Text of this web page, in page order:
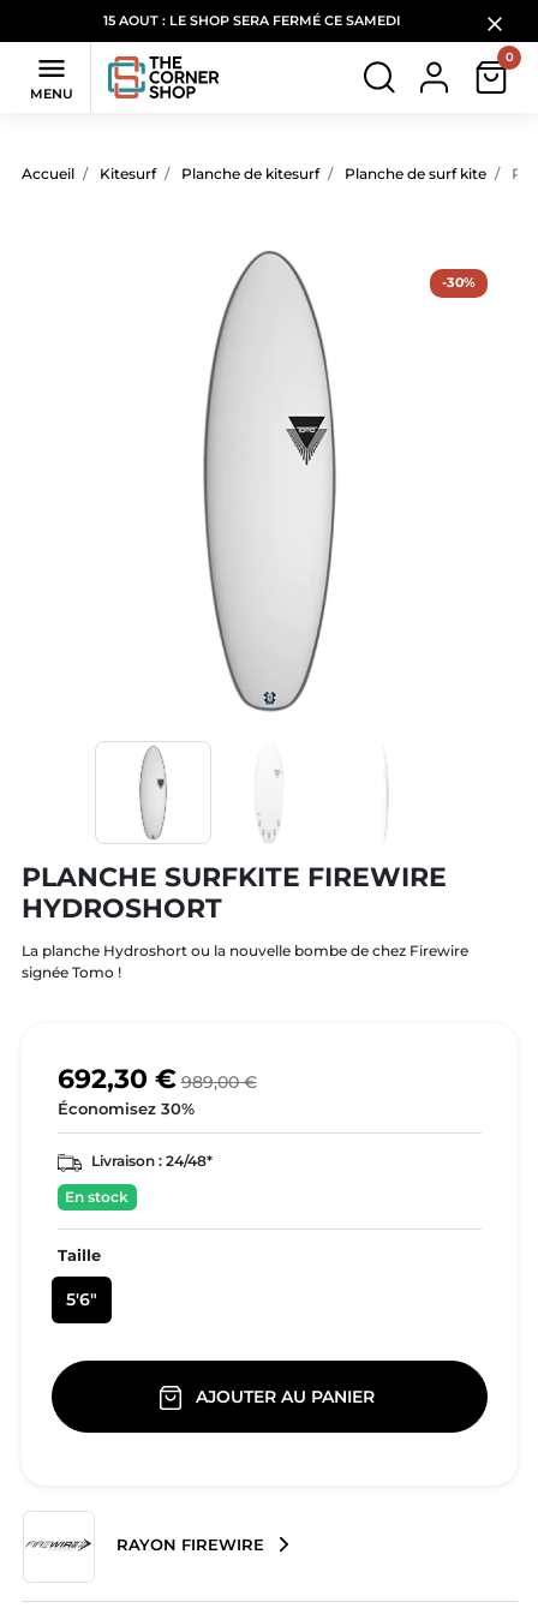
15 AOUT : LE SHOP SERA FERMÉ CE SAMEDI

MENU
0
Accueil Kitesurf Planche de kitesurf Planche de surf kite
-30%
PLANCHE SURFKITE FIREWIRE
HYDROSHORT
La planche Hydroshort ou la nouvelle bombe de chez Firewire
signée Tomo !
692,30 € 989,00 €
Économisez 30%
Livraison : 24/48*
En stock
Taille
5'6"
AJOUTER AU PANIER
RAYON FIREWIRE